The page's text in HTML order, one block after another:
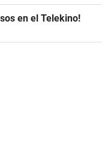
en el Telekino!